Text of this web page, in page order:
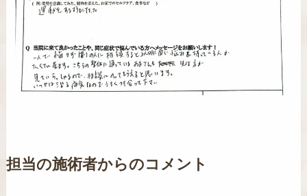
担当の施術者からのコメント